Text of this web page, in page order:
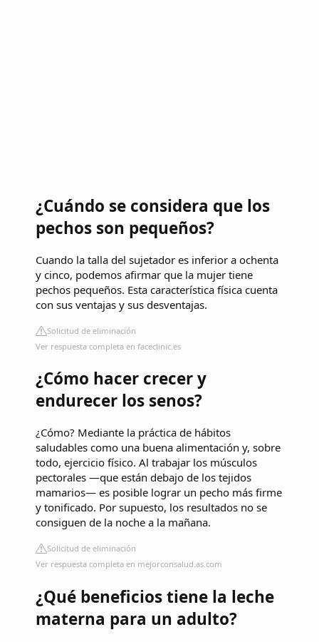
¿Cuándo se considera que los
pechos son pequeños?
Cuando la talla del sujetador es inferior a ochenta
y cinco, podemos afirmar que la mujer tiene
pechos pequeños. Esta característica física cuenta
con sus ventajas y sus desventajas.
Solicitud de eliminación
Ver respuesta completa en faceclinic.es
¿Cómo hacer crecer y
endurecer los senos?
¿Cómo? Mediante la práctica de hábitos
saludables como una buena alimentación y, sobre
todo, ejercicio físico. Al trabajar los músculos
pectorales —que están debajo de los tejidos
mamarios— es posible lograr un pecho más firme
y tonificado. Por supuesto, los resultados no se
consiguen de la noche a la mañana.
Solicitud de eliminación
Ver respuesta completa en mejorconsalud.as.com
¿Qué beneficios tiene la leche
materna para un adulto?